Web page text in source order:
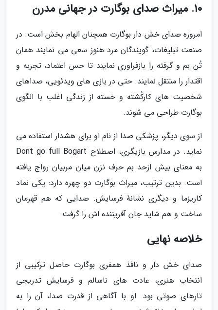
10. میراث صدای بوگارت در جهانی مدرن
امروزه صدای خش دار بوگارت همچنان الهام بخش است. در
صنعت تبلیغات، گویندگان مرد هنوز سعی می نمایند همان
تُن بم و گرفته را بازفراوری نمایند تا حس اعتماد، تجربه و
اقتدار را منتقل نمایند. حتی در بازی های ویدئویی، صداهای
شخصیت های کارکُشته و خسته از زندگی اغلب با الگوی
بوگارت طراحی می شوند.
از سوی دیگر، پزشکی صدا از نام او برای هشدار استفاده می
نماید. در مدارس بازیگری، اصطلاح Dont go full Bogart
به معنای بیش ازحد بم حرف نزن میان مربیان رواج یافته
است. بدین ترتیب، میراث بوگارت دو چهره دارد: یکی نماد
کاریزما و دیگری نشانهٔ فرسایش. صدایی که هم قهرمان
ساخت و هم شاید جان آفریننده اش را گرفت.
خلاصه نهایی
صدای خش دار و نافذ همفری بوگارت حاصل ترکیبی از
انتخاب هنری، عادت های ناسالم و فرسایش تدریجی
تارهای صوتی بود. او با آگاهی از قدرت صدا، آن را به